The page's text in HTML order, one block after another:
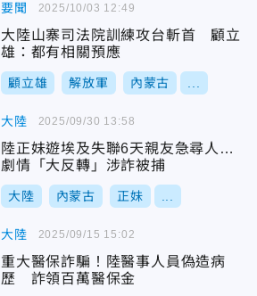
要聞
大陸山寨司法院訓練攻台斬首 顧立
雄：都有相關預應
顧立雄 解放軍 內蒙古
2025/10/03 12:49
大陸
陸正妹遊埃及失聯6天親友急尋人…
劇情「大反轉」涉詐被捕
大陸 內蒙古 正妹
2025/09/30 13:58
大陸
重大醫保詐騙！陸醫事人員偽造病
歷 詐領百萬醫保金
2025/09/15 15:02